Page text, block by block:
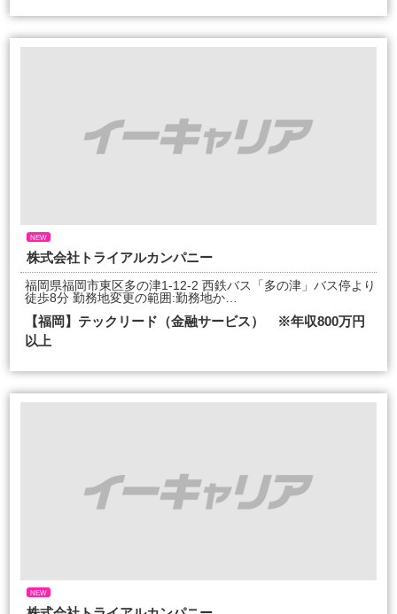
NEW
株式会社トライアルカンパニー
福岡県福岡市東区多の津1-12-2 西鉄バス「多の津」バス停より
徒歩8分 勤務地変更の範囲:勤務地か…
【福岡】テックリード（金融サービス） ※年収800万円
以上
NEW